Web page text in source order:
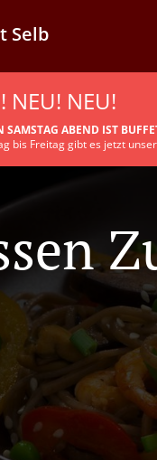
Selb
NEU! NEU!
SAMSTAG ABEND IST
bis Freitag gibt es jetzt